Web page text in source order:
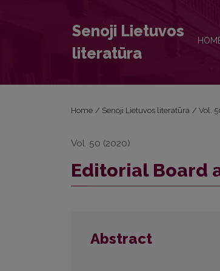
Senoji Lietuvos
literatūra
Home / Senoji Lietuvos literatūra / Vol.
Vol. 50 (2020)
Editorial Board
Abstract